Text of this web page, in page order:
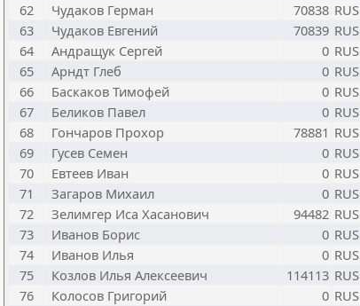
62
Чудаков Герман 70838 RUS
63
Чудаков Евгений 70839 RUS
64
Андращук Сергей 0 RUS
65
Арндт Глеб 0 RUS
66
Баскаков Тимофей 0 RUS
67
Беликов Павел 0 RUS
68
Гончаров Прохор 78881 RUS
69
Гусев Семен 0 RUS
70
Евтеев Иван 0 RUS
71
Загаров Михаил 0 RUS
72
Зелимгер Иса Хасанович 94482 RUS
73
Иванов Борис 0 RUS
74
Иванов Илья 0 RUS
75
Козлов Илья Алексеевич 114113 RUS
76
Колосов Григорий 0 RUS